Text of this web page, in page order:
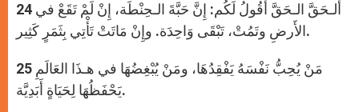
24 أَلـحَقَّ الـحَقَّ أَقُولُ لَكُم: إِنَّ حَبَّةَ الـحِنْطَة، إِنْ لَمْ تَقَعْ في
الأَرضِ وتَمُتْ، تَبْقَى وَاحِدَة. وإِنْ مَاتَتْ تَأْتِي بِثَمَرٍ كَثِير.
25 مَنْ يُحِبُّ نَفْسَهُ يَفْقِدُهَا، ومَنْ يُبْغِضُهَا في هـذَا العَالَمِ
يَحْفَظُهَا لِحَيَاةٍ أَبَدِيَّة.